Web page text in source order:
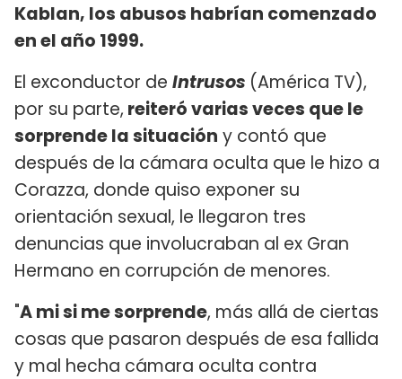
Kablan, los abusos habrían comenzado
en el año 1999.
El exconductor de Intrusos (América TV),
por su parte, reiteró varias veces que le
sorprende la situación y contó que
después de la cámara oculta que le hizo a
Corazza, donde quiso exponer su
orientación sexual, le llegaron tres
denuncias que involucraban al ex Gran
Hermano en corrupción de menores.
"A mi si me sorprende, más allá de ciertas
cosas que pasaron después de esa fallida
y mal hecha cámara oculta contra